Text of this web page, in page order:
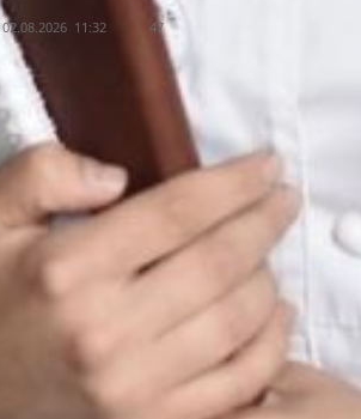
02.08.2026 11:32 47